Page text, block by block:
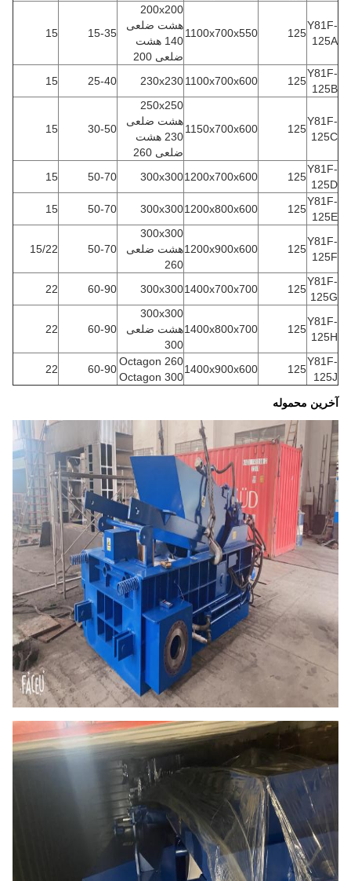
Y81F-
125A
125
1100x700x550
200x200
هشت ضلعی
140 هشت
ضلعی 200
15-35
15
Y81F-
125B
125
1100x700x600
230x230
25-40
15
Y81F-
125C
125
1150x700x600
250x250
هشت ضلعی
230 هشت
ضلعی 260
30-50
15
Y81F-
125D
125
1200x700x600
300x300
50-70
15
Y81F-
125E
125
1200x800x600
300x300
50-70
15
Y81F-
125F
125
1200x900x600
300x300
هشت ضلعی
260
50-70
15/22
Y81F-
125G
125
1400x700x700
300x300
60-90
22
Y81F-
125H
125
1400x800x700
300x300
هشت ضلعی
300
60-90
22
Y81F-
125J
125
1400x900x600
Octagon 260
Octagon 300
60-90
22
آخرین محموله